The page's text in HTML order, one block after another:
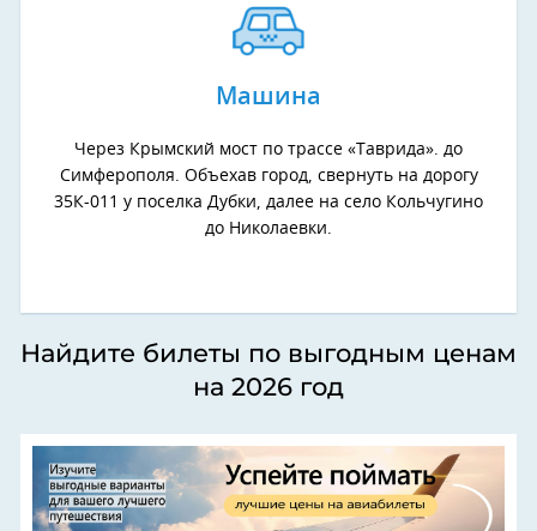
Машина
Через Крымский мост по трассе «Таврида». до
Симферополя. Объехав город, свернуть на дорогу
35К-011 у поселка Дубки, далее на село Кольчугино
до Николаевки.
Найдите билеты по выгодным ценам
на 2026 год